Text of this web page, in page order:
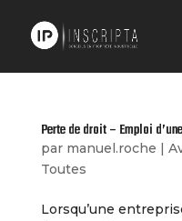
Perte de droit – Emploi
par manuel.roche |
Toutes
Lorsqu’une